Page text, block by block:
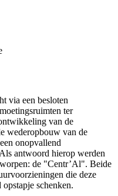
via een besloten
ter
van de
wederopbouw van de
onopvallend
antwoord hierop werden
de "Centr’Al". Beide
die deze
schenken.